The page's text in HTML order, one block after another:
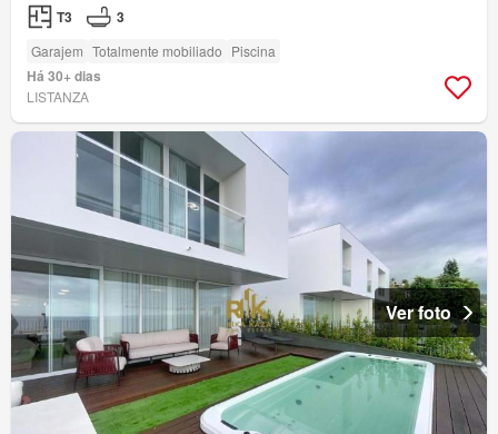
T3 3
Garajem Totalmente mobiliado Piscina
Há 30+ dias
LISTANZA
Ver foto